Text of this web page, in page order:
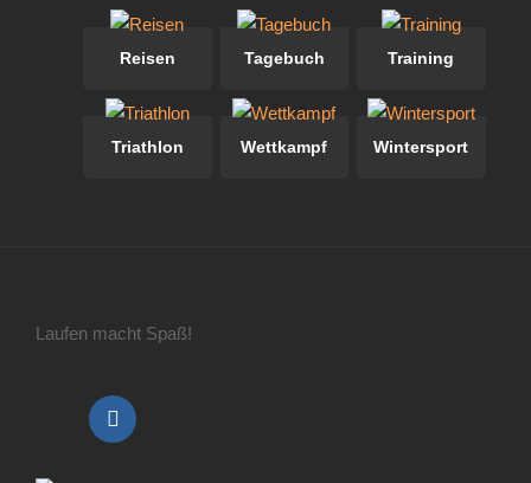
Reisen Tagebuch Training
Triathlon Wettkampf Wintersport
Laufen macht Spaß!